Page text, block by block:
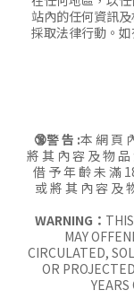
站內的任何資訊
採取法律行動。
🔞警 告 :本 網 頁
將 其 內 容 及 物
借 予 年 齡 未 滿
或 將 其 內 容 及
WARNING：
MAY
CIRCULATED,
OR
YEARS